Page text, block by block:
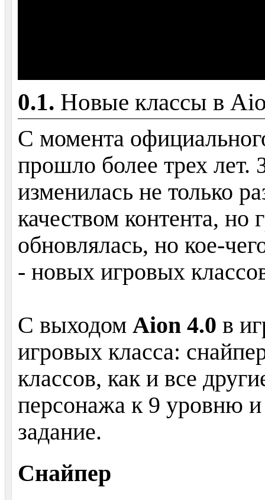
Новые классы в
С момента
прошло более трех лет.
изменилась не только
качеством контента,
обновлялась, но кое-
- новых игровых
С выходом Aion 4.0 в
игровых класса:
классов, как и все
персонажа к 9 уровню
задание.
Снайпер